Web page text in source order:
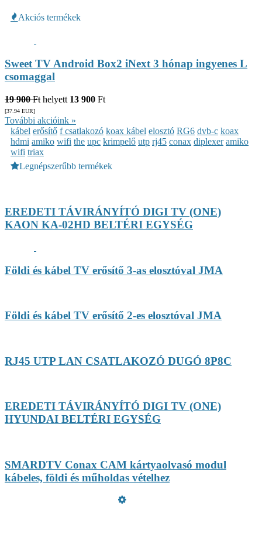
Akciós termékek
Sweet TV Android Box2 iNext 3 hónap ingyenes L
csomaggal
19 900 Ft helyett 13 900 Ft
[37.94 EUR]
További akcióink »
kábel erősítő f csatlakozó koax kábel elosztó RG6 dvb-c koax
hdmi amiko wifi the upc krimpelő utp rj45 conax diplexer amiko
wifi triax
Legnépszerűbb termékek
EREDETI TÁVIRÁNYÍTÓ DIGI TV (ONE)
KAON KA-02HD BELTÉRI EGYSÉG
Földi és kábel TV erősítő 3-as elosztóval JMA
Földi és kábel TV erősítő 2-es elosztóval JMA
RJ45 UTP LAN CSATLAKOZÓ DUGÓ 8P8C
EREDETI TÁVIRÁNYÍTÓ DIGI TV (ONE)
HYUNDAI BELTÉRI EGYSÉG
SMARDTV Conax CAM kártyaolvasó modul
kábeles, földi és műholdas vételhez